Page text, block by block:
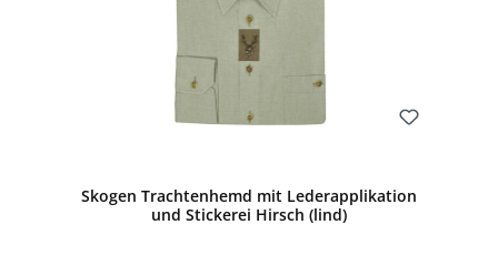
Skogen Trachtenhemd mit Lederapplikation
und Stickerei Hirsch (lind)